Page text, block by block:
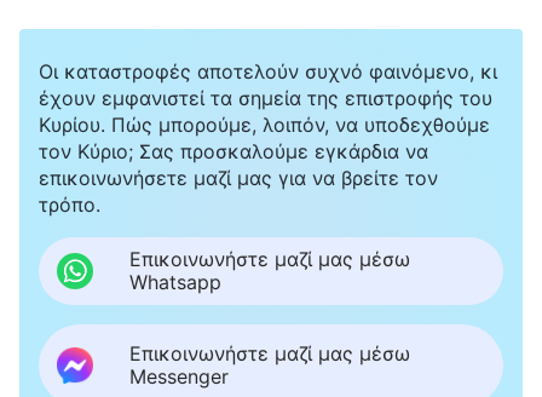
κάπως, σκεφτόμουν πως γερνούσα όλο και
περισσότερο και πως η υγεία μου χειροτέρευε,
κι αναρωτιόμουν πώς θα μπορούσα να
συνεχίσω τα καθήκοντά μου. Όσο περισσότερο
το σκεφτόμουν, τόσο περισσότερο ταραζόμουν
κι ένιωθα να παραλύω εντελώς. Μετά απ’ αυτό,
άρχισα να μην προσεύχομαι τακτικά, ενώ δεν
ήθελα πια να τρώω και να πίνω τα λόγια του
Θεού. Στον ελεύθερο χρόνο μου, έφτασα ακόμα
και στο σημείο να βλέπω σαπουνόπερες στην
Οι καταστροφές αποτελούν συχνό φαινόμενο, κι
έχουν εμφανιστεί τα σημεία της επιστροφής του
Κυρίου. Πώς μπορούμε, λοιπόν, να υποδεχθούμε
τον Κύριο; Σας προσκαλούμε εγκάρδια να
επικοινωνήσετε μαζί μας για να βρείτε τον
τρόπο.
Επικοινωνήστε μαζί μας μέσω
Whatsapp
Επικοινωνήστε μαζί μας μέσω
Messenger